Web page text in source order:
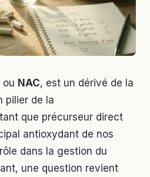
ou NAC, est un dérivé de la
pilier de la
que précurseur direct
antioxydant de nos
dans la gestion du
une question revient